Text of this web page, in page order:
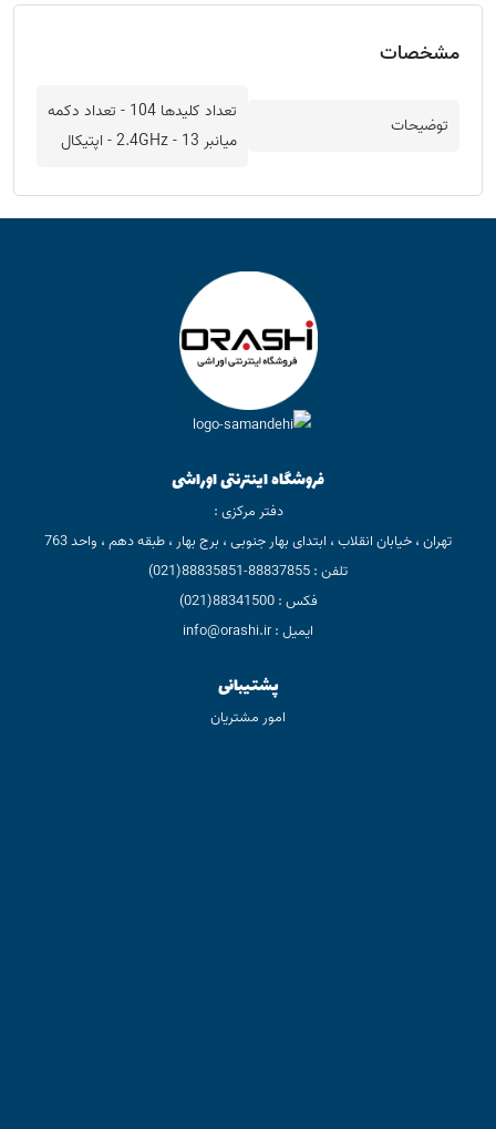
مشخصات
توضیحات
تعداد کلیدها 104 - تعداد دکمه
میانبر 13 - 2.4GHz - اپتیکال
فروشگاه اینترنتی اوراشی
دفتر مرکزی :
تهران ، خیابان انقلاب ، ابتدای بهار جنوبی ، برج بهار ، طبقه دهم ، واحد 763
تلفن : 88837855-88835851(021)
فکس : 88341500(021)
ایمیل : info@orashi.ir
پشتیبانی
امور مشتریان